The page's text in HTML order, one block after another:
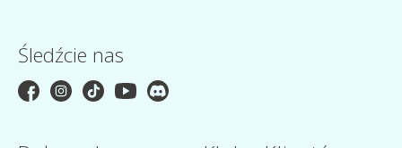
Śledźcie nas